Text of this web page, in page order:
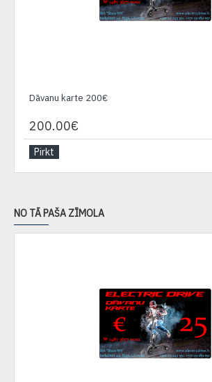
Dāvanu karte 200€
200.00€
Pirkt
NO TĀ PAŠA ZĪMOLA